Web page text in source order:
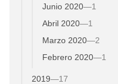
Junio 2020—1
Abril 2020—1
Marzo 2020—2
Febrero 2020—1
2019—17